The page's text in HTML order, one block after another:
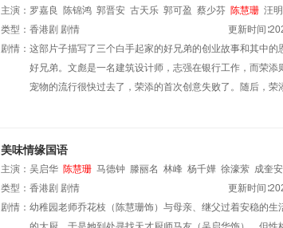
主演： 罗嘉良 陈锦鸿 郭晋安 古天乐 郭可盈 蔡少芬 陈慧珊 汪
类型： 香港剧 剧情 更新时间∶
剧情： 这部片子描写了三个白手起家的好兄弟的创业故事和其中
好兄弟。文彪是一名建筑设计师，志强在银行工作，而荣
宠物的流行很快过去了，荣添的首次创意失败了。随后，
美味情缘国语
主演： 吴启华 陈慧珊 马德钟 滕丽名 林峰 杨千嬅 徐濠萦 成奎安
类型： 香港剧 剧情 更新时间∶
剧情： 幼稚园老师乔花枝（陈慧珊饰）与母亲、继父过着安稳的